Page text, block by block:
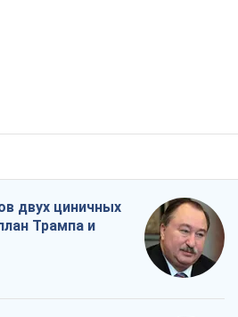
двух циничных
Трампа и